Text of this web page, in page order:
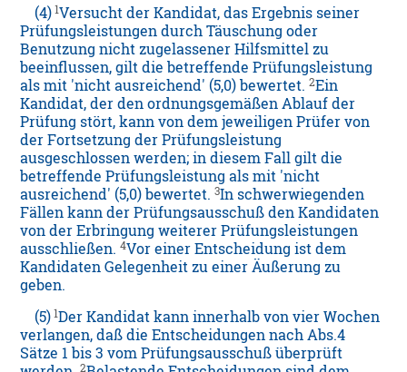
(4) 1Versucht der Kandidat, das Ergebnis seiner
Prüfungsleistungen durch Täuschung oder
Benutzung nicht zugelassener Hilfsmittel zu
beeinflussen, gilt die betreffende Prüfungsleistung
als mit 'nicht ausreichend' (5,0) bewertet.2Ein
Kandidat, der den ordnungsgemäßen Ablauf der
Prüfung stört, kann von dem jeweiligen Prüfer von
der Fortsetzung der Prüfungsleistung
ausgeschlossen werden; in diesem Fall gilt die
betreffende Prüfungsleistung als mit 'nicht
ausreichend' (5,0) bewertet.3In schwerwiegenden
Fällen kann der Prüfungsausschuß den Kandidaten
von der Erbringung weiterer Prüfungsleistungen
ausschließen.4Vor einer Entscheidung ist dem
Kandidaten Gelegenheit zu einer Äußerung zu
geben.
(5) 1Der Kandidat kann innerhalb von vier Wochen
verlangen, daß die Entscheidungen nach Abs.4
Sätze 1 bis 3 vom Prüfungsausschuß überprüft
2